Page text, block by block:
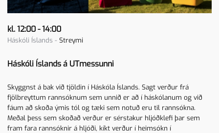
kl. 12:00 - 14:00
Háskóli Íslands - Streymi
Háskóli Íslands á UTmessunni
Skyggnst á bak við tjöldin í Háskóla Íslands. Sagt verður frá
fjölbreyttum rannsóknum sem unnið er að í háskólanum og við
fáum að skoða ýmis tól og tæki sem notuð eru til rannsókna.
Meðal þess sem skoðað verður er sérstakur hljóðklefi þar sem
fram fara rannsóknir á hljóði, kíkt verður í heimsókn í